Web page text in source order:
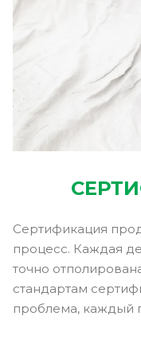
Сертификация
процесс. Каждая
точно
стандартам
проблема, каждый